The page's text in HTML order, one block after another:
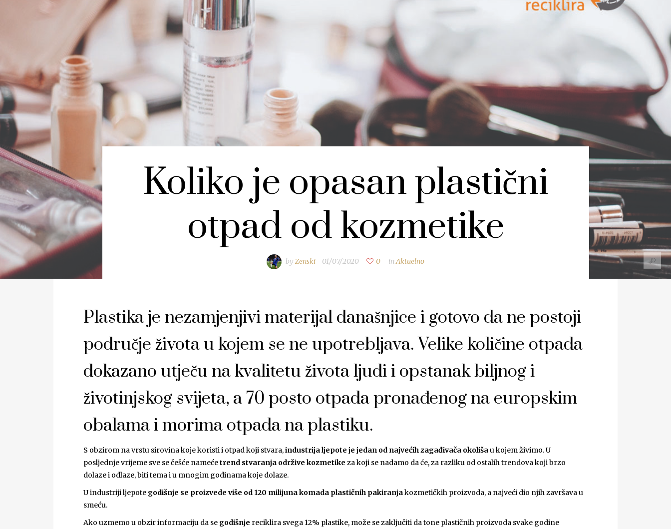
Koliko je opasan plastični
otpad od kozmetike
by Zenski 01/07/2020 0 inAktuelno
Plastika je nezamjenjivi materijal današnjice i gotovo da ne postoji
područje života u kojem se ne upotrebljava. Velike količine otpada
dokazano utječu na kvalitetu života ljudi i opstanak biljnog i
životinjskog svijeta, a 70 posto otpada pronađenog na europskim
obalama i morima otpada na plastiku.
S obzirom na vrstu sirovina koje koristi i otpad koji stvara,industrija ljepote je jedan od najvećih zagađivača okolišau kojem živimo. U
posljednje vrijeme sve se češće namećetrend stvaranja održive kozmetike za koji se nadamo da će, za razliku od ostalih trendova koji brzo
dolaze i odlaze, biti tema i u mnogim godinama koje dolaze.
U industriji ljepote godišnje se proizvede više od 120 milijuna komada plastičnih pakiranjakozmetičkih proizvoda, a najveći dio njih završava u
smeću.
Ako uzmemo u obzir informaciju da se godišnje reciklira svega 12% plastike, može se zaključiti da tone plastičnih proizvoda svake godine